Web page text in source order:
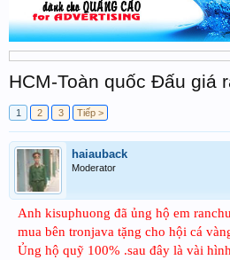
HCM-Toàn quốc Đấu giá
1 2 3 Tiếp >
haiauback
Moderator
Anh kisuphuong đã ủng hộ em
mua bên tronjava tặng cho hội cá
Ủng hộ quỹ 100% .sau đây là vài